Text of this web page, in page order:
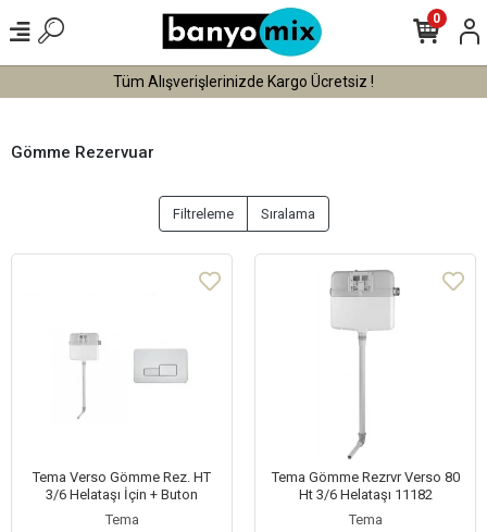
Tüm Alışverişlerinizde Kargo Ücretsiz !
0
Gömme Rezervuar
Filtreleme Sıralama
Tema Verso Gömme Rez. HT
3/6 Helataşı İçin + Buton
Tema
Tema Gömme Rezrvr Verso 80
Ht 3/6 Helataşı 11182
Tema